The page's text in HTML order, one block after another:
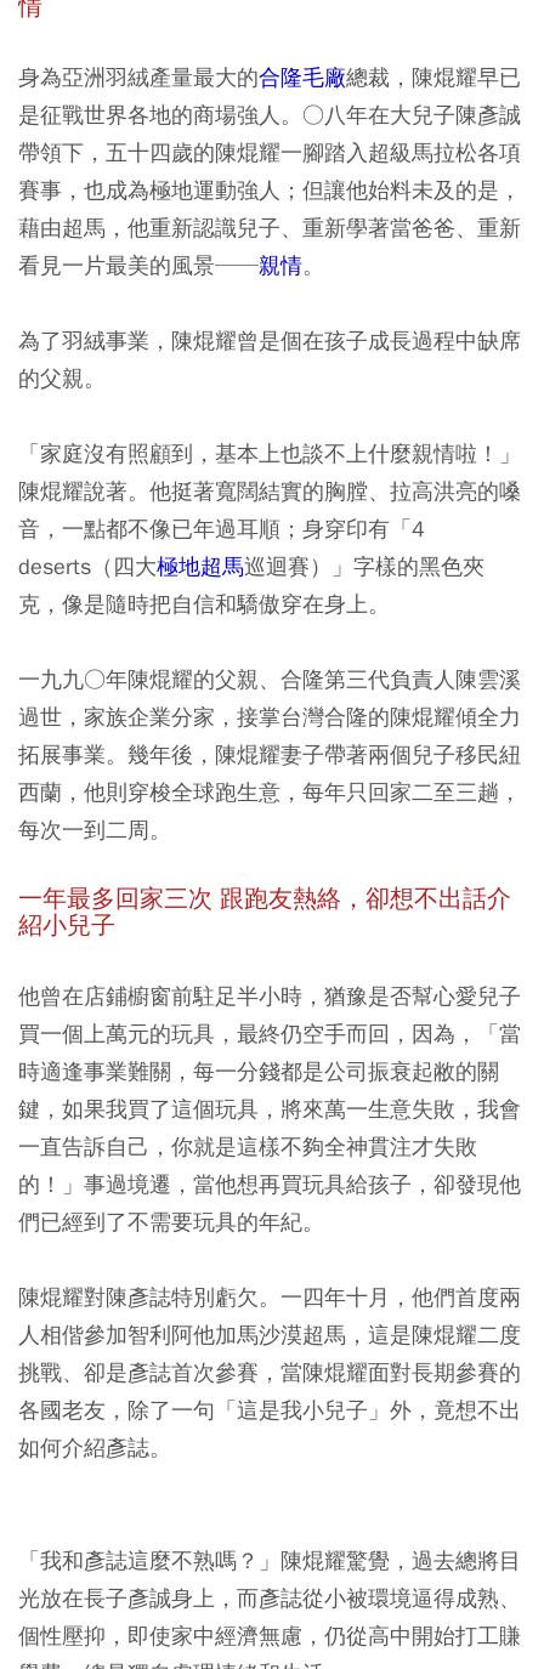
情
身為亞洲羽絨產量最大的合隆毛廠總裁，陳焜耀早已
是征戰世界各地的商場強人。○八年在大兒子陳彥誠
帶領下，五十四歲的陳焜耀一腳踏入超級馬拉松各項
賽事，也成為極地運動強人；但讓他始料未及的是，
藉由超馬，他重新認識兒子、重新學著當爸爸、重新
看見一片最美的風景──親情。
為了羽絨事業，陳焜耀曾是個在孩子成長過程中缺席
的父親。
「家庭沒有照顧到，基本上也談不上什麼親情啦！」
陳焜耀說著。他挺著寬闊結實的胸膛、拉高洪亮的嗓
音，一點都不像已年過耳順；身穿印有「4
deserts（四大極地超馬巡迴賽）」字樣的黑色夾
克，像是隨時把自信和驕傲穿在身上。
一九九○年陳焜耀的父親、合隆第三代負責人陳雲溪
過世，家族企業分家，接掌台灣合隆的陳焜耀傾全力
拓展事業。幾年後，陳焜耀妻子帶著兩個兒子移民紐
西蘭，他則穿梭全球跑生意，每年只回家二至三趟，
每次一到二周。
一年最多回家三次 跟跑友熱絡，卻想不出話介
紹小兒子
他曾在店鋪櫥窗前駐足半小時，猶豫是否幫心愛兒子
買一個上萬元的玩具，最終仍空手而回，因為，「當
時適逢事業難關，每一分錢都是公司振衰起敝的關
鍵，如果我買了這個玩具，將來萬一生意失敗，我會
一直告訴自己，你就是這樣不夠全神貫注才失敗
的！」事過境遷，當他想再買玩具給孩子，卻發現他
們已經到了不需要玩具的年紀。
陳焜耀對陳彥誌特別虧欠。一四年十月，他們首度兩
人相偕參加智利阿他加馬沙漠超馬，這是陳焜耀二度
挑戰、卻是彥誌首次參賽，當陳焜耀面對長期參賽的
各國老友，除了一句「這是我小兒子」外，竟想不出
如何介紹彥誌。
「我和彥誌這麼不熟嗎？」陳焜耀驚覺，過去總將目
光放在長子彥誠身上，而彥誌從小被環境逼得成熟、
個性壓抑，即使家中經濟無慮，仍從高中開始打工賺